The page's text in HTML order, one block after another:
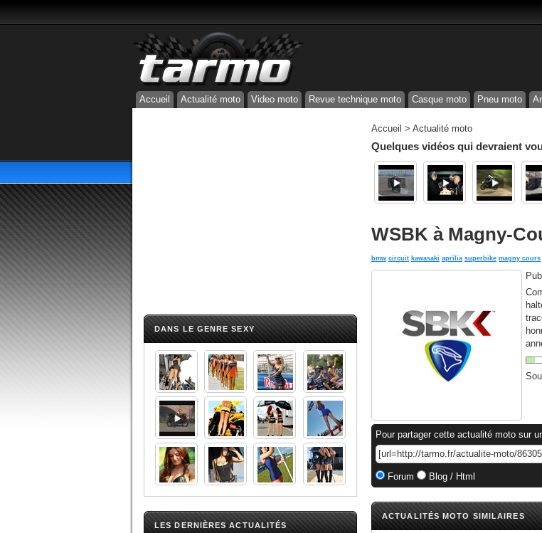
Accueil Actualité moto Video moto Revue technique moto Casque moto Pneu moto
DANS LE GENRE SEXY
LES DERNIÈRES ACTUALITÉS
Accueil > Actualité moto
Quelques vidéos qui devraient
WSBK à Magny-
bmw circuit kawasaki aprilia superbike magny cours
Pour partager cette actualité moto sur
Forum Blog / Html
ACTUALITÉS MOTO SIMILAIRES